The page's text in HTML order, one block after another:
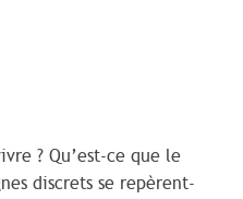
? Qu’est-ce que le
discrets se repèrent-